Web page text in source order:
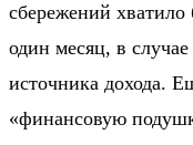
сбережений хватило
один месяц, в
источника дохода.
«финансовую